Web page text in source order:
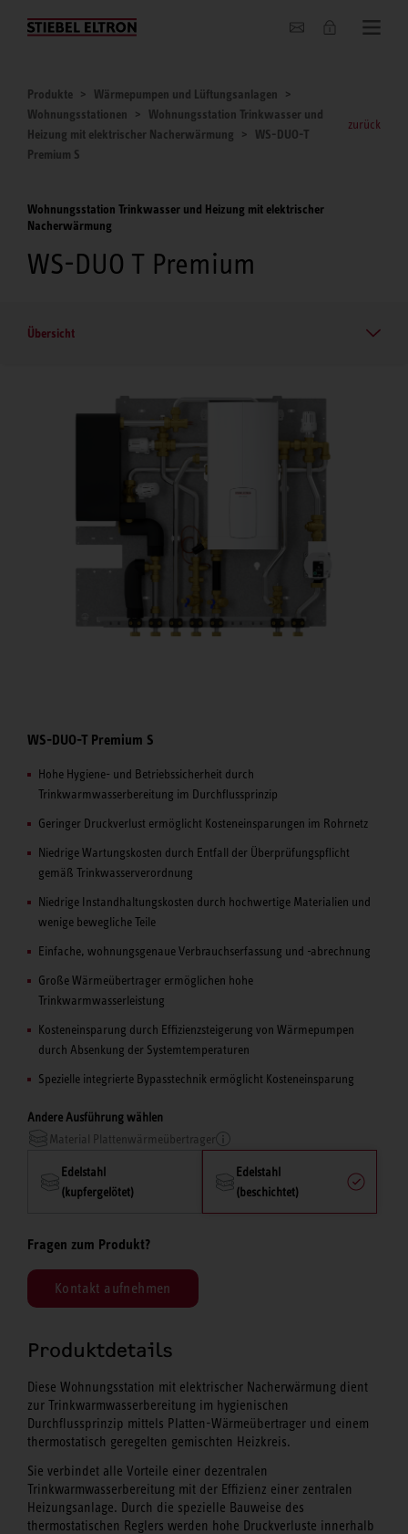
Unternehmen
Produkte
Wärmepumpen und Lüftungsanlagen
Wohnungsstationen
Wohnungsstation Trinkwasser und
Heizung mit elektrischer Nacherwärmung
WS-DUO-T
Premium S
zurück
Wohnungsstation Trinkwasser und Heizung mit elektrischer
Nacherwärmung
WS-DUO T Premium
Übersicht
WS-DUO-T Premium S
Hohe Hygiene- und Betriebssicherheit durch
Trinkwarmwasserbereitung im Durchflussprinzip
Geringer Druckverlust ermöglicht Kosteneinsparungen im Rohrnetz
Niedrige Wartungskosten durch Entfall der Überprüfungspflicht
gemäß Trinkwasserverordnung
Niedrige Instandhaltungskosten durch hochwertige Materialien und
wenige bewegliche Teile
Einfache, wohnungsgenaue Verbrauchserfassung und -abrechnung
Große Wärmeübertrager ermöglichen hohe
Trinkwarmwasserleistung
Kosteneinsparung durch Effizienzsteigerung von Wärmepumpen
durch Absenkung der Systemtemperaturen
Spezielle integrierte Bypasstechnik ermöglicht Kosteneinsparung
Andere Ausführung wählen
Material Plattenwärmeübertrager
Edelstahl
(kupfergelötet)
Edelstahl
(beschichtet)
Fragen zum Produkt?
Kontakt aufnehmen
Produktdetails
Diese Wohnungsstation mit elektrischer Nacherwärmung dient
zur Trinkwarmwasserbereitung im hygienischen
Durchflussprinzip mittels Platten-Wärmeübertrager und einem
thermostatisch geregelten gemischten Heizkreis.
Sie verbindet alle Vorteile einer dezentralen
Trinkwarmwasserbereitung mit der Effizienz einer zentralen
Heizungsanlage. Durch die spezielle Bauweise des
thermostatischen Reglers werden hohe Druckverluste innerhalb